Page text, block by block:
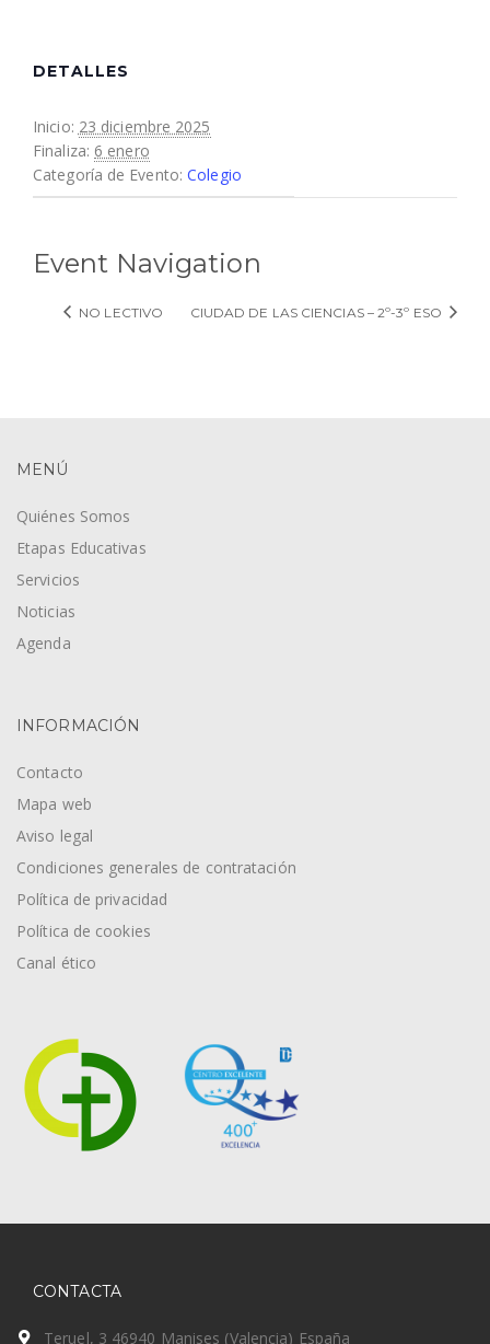
DETALLES
Inicio: 23 diciembre 2025
Finaliza: 6 enero
Categoría de Evento: Colegio
Event Navigation
NO LECTIVO CIUDAD DE LAS CIENCIAS – 2º-3º ESO
MENÚ
Quiénes Somos
Etapas Educativas
Servicios
Noticias
Agenda
INFORMACIÓN
Contacto
Mapa web
Aviso legal
Condiciones generales de contratación
Política de privacidad
Política de cookies
Canal ético
CONTACTA
Teruel, 3 46940 Manises (Valencia) España